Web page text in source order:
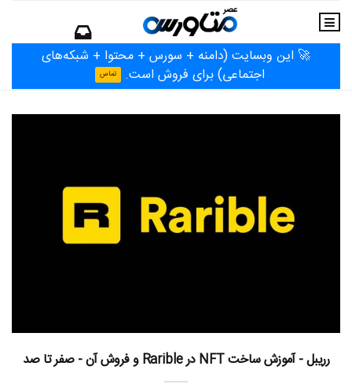
🚀 این وبسایت (دامنه + سورس + محتوا + شبکه‌های
اجتماعی) برای فروش است.
تماس
رریبل - آموزش ساخت NFT در Rarible و فروش آن - صفر تا صد